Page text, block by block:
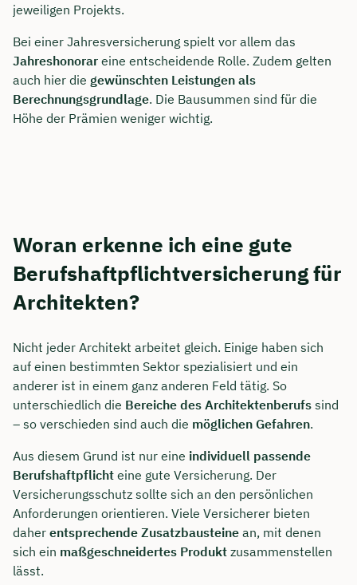
jeweiligen Projekts.
Bei einer Jahresversicherung spielt vor allem das
Jahreshonorar eine entscheidende Rolle. Zudem gelten
auch hier die gewünschten Leistungen als
Berechnungsgrundlage. Die Bausummen sind für die
Höhe der Prämien weniger wichtig.
Woran erkenne ich eine gute
Berufshaftpflichtversicherung für
Architekten?
Nicht jeder Architekt arbeitet gleich. Einige haben sich
auf einen bestimmten Sektor spezialisiert und ein
anderer ist in einem ganz anderen Feld tätig. So
unterschiedlich die Bereiche des Architektenberufs sind
– so verschieden sind auch die möglichen Gefahren.
Aus diesem Grund ist nur eine individuell passende
Berufshaftpflicht eine gute Versicherung. Der
Versicherungsschutz sollte sich an den persönlichen
Anforderungen orientieren. Viele Versicherer bieten
daher entsprechende Zusatzbausteine an, mit denen
sich ein maßgeschneidertes Produkt zusammenstellen
lässt.